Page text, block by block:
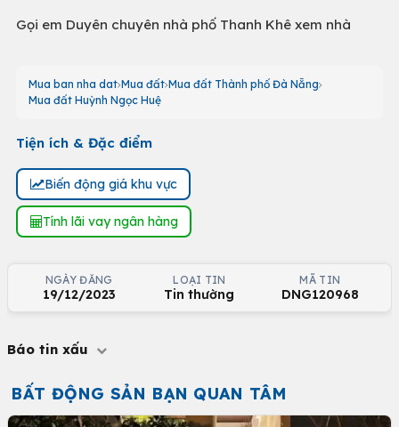
Gọi em Duyên chuyên nhà phố Thanh Khê xem nhà
Mua ban nha dat Mua đất Mua đất Thành phố Đà Nẵng
Mua đất Huỳnh Ngọc Huệ
Tiện ích & Đặc điểm
Biến động giá khu vực
Tính lãi vay ngân hàng
NGÀY ĐĂNG
19/12/2023
LOẠI TIN
Tin thường
MÃ TIN
DNG120968
Báo tin xấu
BẤT ĐỘNG SẢN BẠN QUAN TÂM